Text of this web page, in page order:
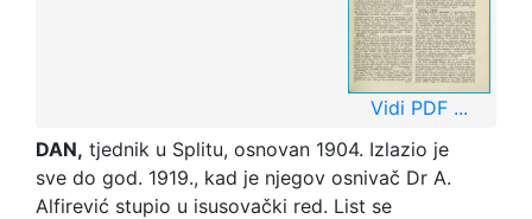
Vidi PDF ...
DAN, tjednik u Splitu, osnovan 1904. Izlazio je
sve do god. 1919., kad je njegov osnivač Dr A.
Alfirević stupio u isusovački red. List se